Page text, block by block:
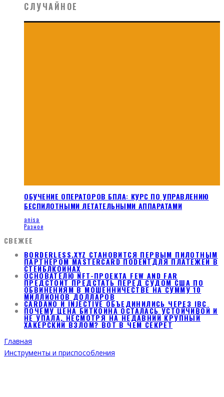
СЛУЧАЙНОЕ
ОБУЧЕНИЕ ОПЕРАТОРОВ БПЛА: КУРС ПО УПРАВЛЕНИЮ
БЕСПИЛОТНЫМИ ЛЕТАТЕЛЬНЫМИ АППАРАТАМИ
anisa
Разное
СВЕЖЕЕ
BORDERLESS.XYZ СТАНОВИТСЯ ПЕРВЫМ ПИЛОТНЫМ
ПАРТНЕРОМ MASTERCARD ПОDENTДЛЯ ПЛАТЕЖЕЙ В
СТЕЙБЛКОИНАХ
ОСНОВАТЕЛЮ NFT-ПРОЕКТА FEW AND FAR
ПРЕДСТОИТ ПРЕДСТАТЬ ПЕРЕД СУДОМ США ПО
ОБВИНЕНИЯМ В МОШЕННИЧЕСТВЕ НА СУММУ 10
МИЛЛИОНОВ ДОЛЛАРОВ
CARDANO И INJECTIVE ОБЪЕДИНИЛИСЬ ЧЕРЕЗ IBC
ПОЧЕМУ ЦЕНА БИТКОИНА ОСТАЛАСЬ УСТОЙЧИВОЙ И
НЕ УПАЛА, НЕСМОТРЯ НА НЕДАВНИЙ КРУПНЫЙ
ХАКЕРСКИЙ ВЗЛОМ? ВОТ В ЧЕМ СЕКРЕТ
Главная
Инструменты и приспособления